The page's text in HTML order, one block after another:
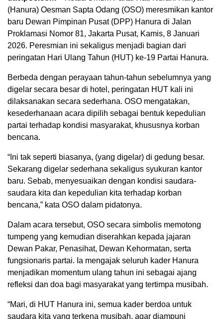
(Hanura) Oesman Sapta Odang (OSO) meresmikan kantor
baru Dewan Pimpinan Pusat (DPP) Hanura di Jalan
Proklamasi Nomor 81, Jakarta Pusat, Kamis, 8 Januari
2026. Peresmian ini sekaligus menjadi bagian dari
peringatan Hari Ulang Tahun (HUT) ke-19 Partai Hanura.
Berbeda dengan perayaan tahun-tahun sebelumnya yang
digelar secara besar di hotel, peringatan HUT kali ini
dilaksanakan secara sederhana. OSO mengatakan,
kesederhanaan acara dipilih sebagai bentuk kepedulian
partai terhadap kondisi masyarakat, khususnya korban
bencana.
“Ini tak seperti biasanya, (yang digelar) di gedung besar.
Sekarang digelar sederhana sekaligus syukuran kantor
baru. Sebab, menyesuaikan dengan kondisi saudara-
saudara kita dan kepedulian kita terhadap korban
bencana,” kata OSO dalam pidatonya.
Dalam acara tersebut, OSO secara simbolis memotong
tumpeng yang kemudian diserahkan kepada jajaran
Dewan Pakar, Penasihat, Dewan Kehormatan, serta
fungsionaris partai. Ia mengajak seluruh kader Hanura
menjadikan momentum ulang tahun ini sebagai ajang
refleksi dan doa bagi masyarakat yang tertimpa musibah.
“Mari, di HUT Hanura ini, semua kader berdoa untuk
saudara kita yang terkena musibah, agar diampuni